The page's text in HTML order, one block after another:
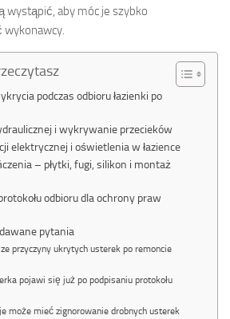
wystąpić, aby móc je szybko
podczas odbioru łazienki po
i wykrywanie przecieków
elektrycznej i oświetlenia w łazience
– płytki, fugi, silikon i montaż
odbioru dla ochrony praw
pytania
przyczyny ukrytych usterek po remoncie
pojawi się już po podpisaniu protokołu
może mieć zignorowanie drobnych usterek